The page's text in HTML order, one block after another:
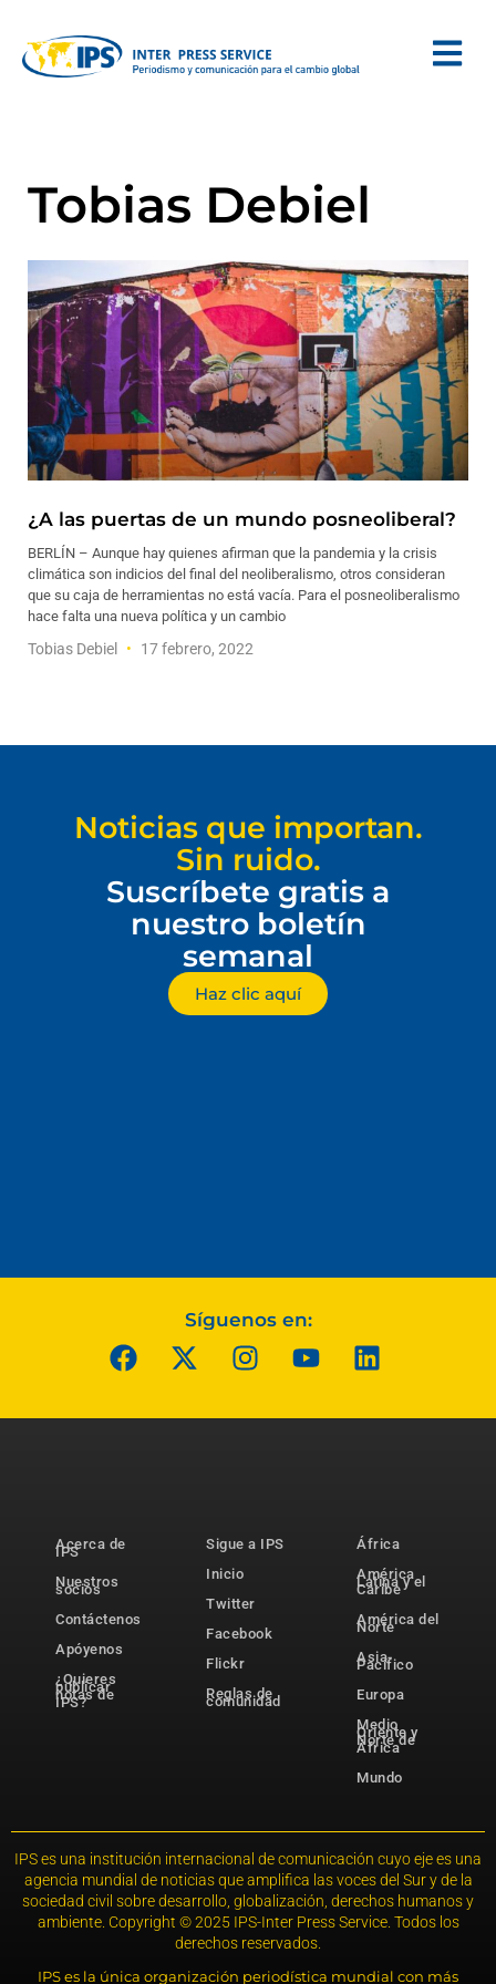
Tobias Debiel
¿A las puertas de un mundo posneoliberal?
BERLÍN – Aunque hay quienes afirman que la pandemia y la crisis
climática son indicios del final del neoliberalismo, otros consideran
que su caja de herramientas no está vacía. Para el posneoliberalismo
hace falta una nueva política y un cambio
Tobias Debiel 17 febrero, 2022
Noticias que importan.
Sin ruido.
Suscríbete gratis a
nuestro boletín
semanal
Haz clic aquí
Síguenos en:
Acerca de
IPS
Nuestros
socios
Contáctenos
Apóyenos
¿Quieres
publicar
notas de
IPS?
Sigue a IPS
Inicio
Twitter
Facebook
Flickr
Reglas de
comunidad
África
América
Latina y el
Caribe
América del
Norte
Asia-
Pacífico
Europa
Medio
Oriente y
Norte de
África
Mundo
IPS es una institución internacional de comunicación cuyo eje es una
agencia mundial de noticias que amplifica las voces del Sur y de la
sociedad civil sobre desarrollo, globalización, derechos humanos y
ambiente. Copyright © 2025 IPS-Inter Press Service. Todos los
derechos reservados.
IPS es la única organización periodística mundial con más